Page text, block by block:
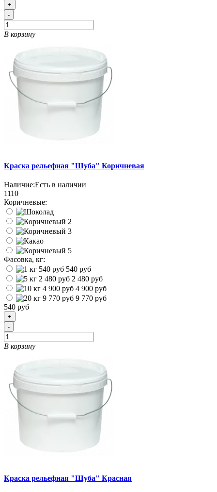
+
-
В корзину
Краска рельефная "Шуба" Коричневая
Наличие:Есть в наличии
1110
Коричневые:
Фасовка, кг:
540 руб
2 480 руб
4 900 руб
9 770 руб
540 руб
+
-
В корзину
Краска рельефная "Шуба" Красная